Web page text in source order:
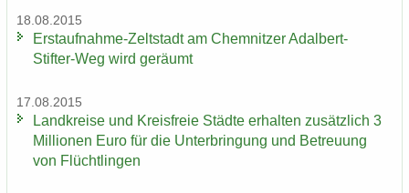
18.08.2015
Erstaufnahme-​Zeltstadt am Chem­nit­zer Adalbert-​
Stifter-Weg wird ge­räumt
17.08.2015
Land­krei­se und Kreis­freie Städ­te er­hal­ten zu­sätz­lich 3
Mil­lio­nen Euro für die Un­ter­brin­gung und Be­treu­ung
von Flücht­lin­gen